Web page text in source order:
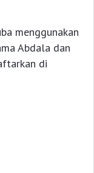
menggunakan
Abdala dan
di